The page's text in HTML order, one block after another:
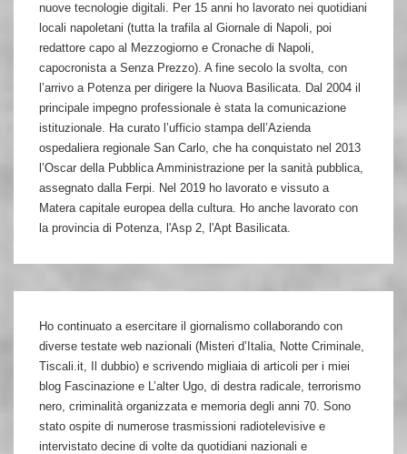
nuove tecnologie digitali. Per 15 anni ho lavorato nei quotidiani
locali napoletani (tutta la trafila al Giornale di Napoli, poi
redattore capo al Mezzogiorno e Cronache di Napoli,
capocronista a Senza Prezzo). A fine secolo la svolta, con
l’arrivo a Potenza per dirigere la Nuova Basilicata. Dal 2004 il
principale impegno professionale è stata la comunicazione
istituzionale. Ha curato l’ufficio stampa dell’Azienda
ospedaliera regionale San Carlo, che ha conquistato nel 2013
l’Oscar della Pubblica Amministrazione per la sanità pubblica,
assegnato dalla Ferpi. Nel 2019 ho lavorato e vissuto a
Matera capitale europea della cultura. Ho anche lavorato con
la provincia di Potenza, l'Asp 2, l'Apt Basilicata.
Ho continuato a esercitare il giornalismo collaborando con
diverse testate web nazionali (Misteri d’Italia, Notte Criminale,
Tiscali.it, Il dubbio) e scrivendo migliaia di articoli per i miei
blog Fascinazione e L’alter Ugo, di destra radicale, terrorismo
nero, criminalità organizzata e memoria degli anni 70. Sono
stato ospite di numerose trasmissioni radiotelevisive e
intervistato decine di volte da quotidiani nazionali e